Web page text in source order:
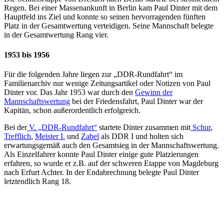
Regen. Bei einer Massenankunft in Berlin kam Paul Dinter mit dem
Hauptfeld ins Ziel und konnte so seinen hervorragenden fünften
Platz in der Gesamtwertung verteidigen. Seine Mannschaft belegte
in der Gesamtwertung Rang vier.
1953 bis 1956
Für die folgenden Jahre liegen zur „DDR-Rundfahrt“ im
Familienarchiv nur wenige Zeitungsartikel oder Notizen von Paul
Dinter vor. Das Jahr 1953 war durch den Gewinn der
Mannschaftswertung bei der Friedensfahrt, Paul Dinter war der
Kapitän, schon außerordentlich erfolgreich.
Bei derV. „DDR-Rundfahrt“ startete Dinter zusammen mit Schur,
Trefflich, Meister I. und Zabel als DDR I und holten sich
erwartungsgemäß auch den Gesamtsieg in der Mannschaftswertung.
Als Einzelfahrer konnte Paul Dinter einige gute Platzierungen
erfahren, so wurde er z.B. auf der schweren Etappe von Magdeburg
nach Erfurt Achter. In der Endabrechnung belegte Paul Dinter
letztendlich Rang 18.